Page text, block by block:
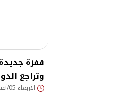
قفزة
وتراجع
الأربعاء 05/أغسطس/2026 - 05:25 م